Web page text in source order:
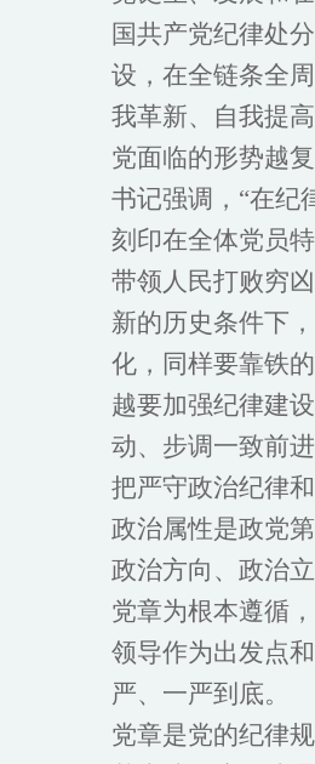
国共产党纪律处
设，在全链条全
我革新、自我提
党面临的形势越
书记强调，“在纪
刻印在全体党员
带领人民打败穷
新的历史条件下
化，同样要靠铁
越要加强纪律建
动、步调一致前
把严守政治纪律
政治属性是政党
政治方向、政治
党章为根本遵循
领导作为出发点
严、一严到底。
党章是党的纪律